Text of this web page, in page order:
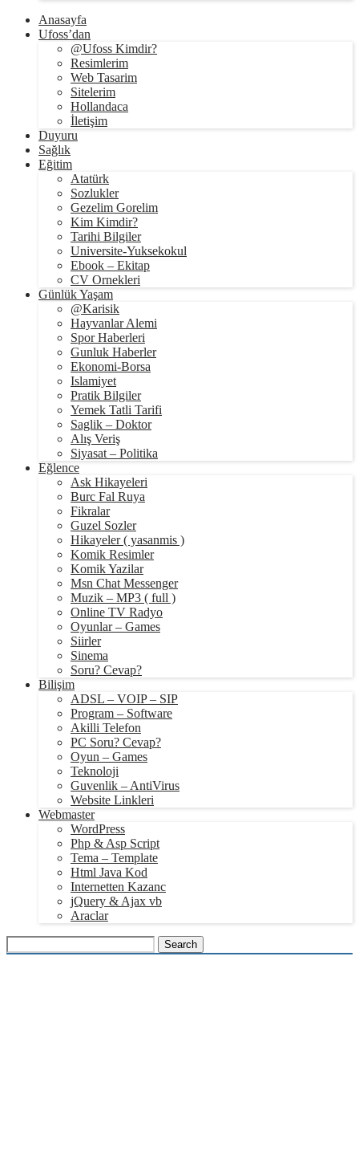
Anasayfa
Ufoss’dan
@Ufoss Kimdir?
Resimlerim
Web Tasarim
Sitelerim
Hollandaca
İletişim
Duyuru
Sağlık
Eğitim
Atatürk
Sozlukler
Gezelim Gorelim
Kim Kimdir?
Tarihi Bilgiler
Universite-Yuksekokul
Ebook – Ekitap
CV Ornekleri
Günlük Yaşam
@Karisik
Hayvanlar Alemi
Spor Haberleri
Gunluk Haberler
Ekonomi-Borsa
Islamiyet
Pratik Bilgiler
Yemek Tatli Tarifi
Saglik – Doktor
Alış Veriş
Siyasat – Politika
Eğlence
Ask Hikayeleri
Burc Fal Ruya
Fikralar
Guzel Sozler
Hikayeler ( yasanmis )
Komik Resimler
Komik Yazilar
Msn Chat Messenger
Muzik – MP3 ( full )
Online TV Radyo
Oyunlar – Games
Siirler
Sinema
Soru? Cevap?
Bilişim
ADSL – VOIP – SIP
Program – Software
Akilli Telefon
PC Soru? Cevap?
Oyun – Games
Teknoloji
Guvenlik – AntiVirus
Website Linkleri
Webmaster
WordPress
Php & Asp Script
Tema – Template
Html Java Kod
Internetten Kazanc
jQuery & Ajax vb
Araclar